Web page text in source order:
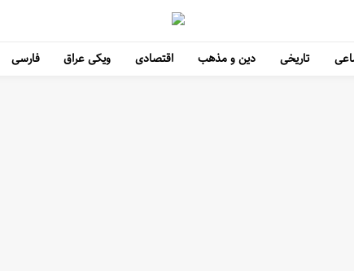
تاریخی دین و مذهب اقتصادی ویکی عراق فارسی